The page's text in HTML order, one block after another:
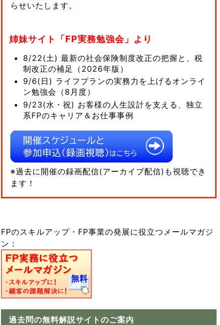
らせいたします。
姉妹サイト「FP実務勉強会」より
8/22(土) 最新の社会保険制度改正の把握と、税
制改正の補足（2026年版）
9/6(日) ライフプランの実務力を上げるオンライ
ン勉強会（8月度）
9/23(水・祝) お客様の人生設計を支える、独立
系FPのキャリア＆お仕事事例
※過去に開催の録画配信(アーカイブ配信)も視聴でき
ます！
FPのスキルアップ・FP事業の発展に役立つメールマガジ
ン：
過去問の無料解説サイトのご案内